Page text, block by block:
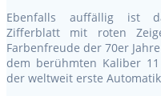
Ebenfalls auffällig ist
Zifferblatt mit roten
Farbenfreude der 70er
dem berühmten Kaliber
der weltweit erste